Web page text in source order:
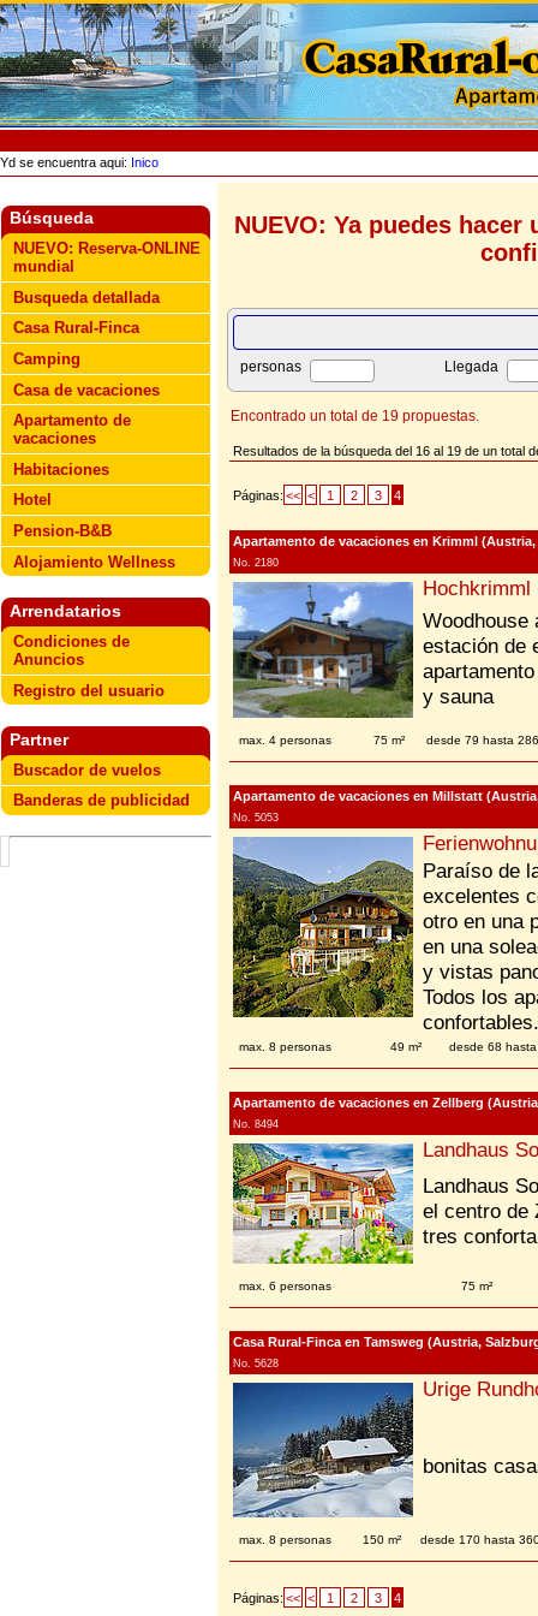
Yd se encuentra aqui: Inico
Búsqueda
NUEVO: Reserva-ONLINE
mundial
Busqueda detallada
Casa Rural-Finca
Camping
Casa de vacaciones
Apartamento de
vacaciones
Habitaciones
Hotel
Pension-B&B
Alojamiento Wellness
Arrendatarios
Condiciones de
Anuncios
Registro del usuario
Partner
Buscador de vuelos
Banderas de publicidad
NUEVO: Ya puedes
personas Llegada
Encontrado un total de 19 propuestas.
Resultados de la búsqueda del 16 al 19 de un total
Páginas: << < 1 2 3 4
Apartamento de vacaciones en Krimml
No. 2180
Hochkrimml
Woodhouse
estación de
y sauna
max. 4 personas 75 m² desde 79 hasta
Apartamento de vacaciones en Millstatt
No. 5053
Paraíso de
excelentes
otro en una
en una
y vistas
Todos los
confortables.
max. 8 personas 49 m² desde 68
Apartamento de vacaciones en Zellberg
No. 8494
Landhaus
Landhaus
el centro de
tres
max. 6 personas 75 m²
Casa Rural-Finca en Tamsweg (Austria,
No. 5628
Urige
bonitas
max. 8 personas 150 m² desde 170 hasta
Páginas: << < 1 2 3 4